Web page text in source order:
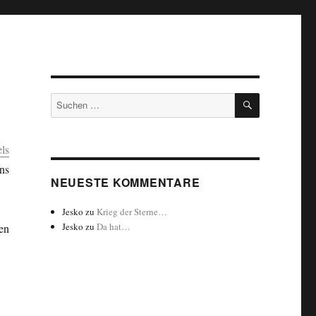
Suchen
nach:
SUCHEN
NEUESTE KOMMENTARE
Jesko zu Krieg der Sterne…
Jesko zuDa hat…